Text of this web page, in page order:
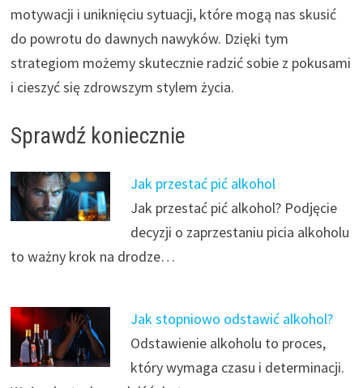
motywacji i uniknięciu sytuacji, które mogą nas skusić
do powrotu do dawnych nawyków. Dzięki tym
strategiom możemy skutecznie radzić sobie z pokusami
i cieszyć się zdrowszym stylem życia.
Sprawdź koniecznie
Jak przestać pić alkohol
Jak przestać pić alkohol? Podjęcie
decyzji o zaprzestaniu picia alkoholu
to ważny krok na drodze…
Jak stopniowo odstawić alkohol?
Odstawienie alkoholu to proces,
który wymaga czasu i determinacji.